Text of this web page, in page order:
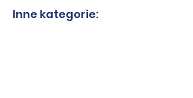
Inne kategorie: